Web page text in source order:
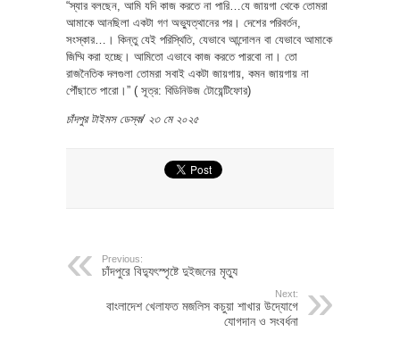
“স্যার বলছেন, আমি যদি কাজ করতে না পারি…যে জায়গা থেকে তোমরা
আমাকে আনছিলা একটা গণ অভ্যুত্থানের পর। দেশের পরিবর্তন,
সংস্কার…। কিন্তু যেই পরিস্থিতি, যেভাবে আন্দোলন বা যেভাবে আমাকে
জিম্মি করা হচ্ছে। আমিতো এভাবে কাজ করতে পারবো না। তো
রাজনৈতিক দলগুলা তোমরা সবাই একটা জায়গায়, কমন জায়গায় না
পৌঁছাতে পারো।” ( সূত্র: বিডিনিউজ টোয়েন্টিফোর)
চাঁদপুর টাইমস ডেস্ক/ ২৩ মে ২০২৫
Previous:
চাঁদপুরে বিদ্যুৎস্পৃষ্টে দুইজনের মৃত্যু
Next:
বাংলাদেশ খেলাফত মজলিস কচুয়া শাখার উদ্যোগে
যোগদান ও সংবর্ধনা